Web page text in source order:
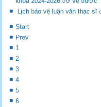
Lịch bảo vệ luận văn thạc sĩ
Start
Prev
1
2
3
4
5
6